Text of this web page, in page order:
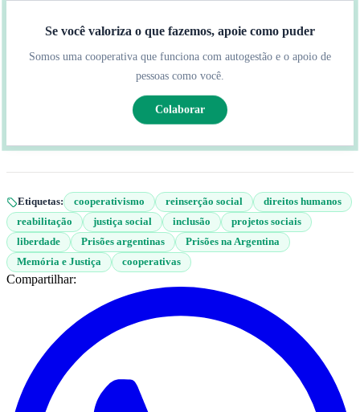
Se você valoriza o que fazemos, apoie como puder
Somos uma cooperativa que funciona com autogestão e o apoio de
pessoas como você.
Colaborar
Etiquetas: cooperativismo reinserção social
direitos humanos
reabilitação
justiça social inclusão
projetos sociais
liberdade
Prisões argentinas
Prisões na Argentina
Memória e Justiça
cooperativas
Compartilhar: